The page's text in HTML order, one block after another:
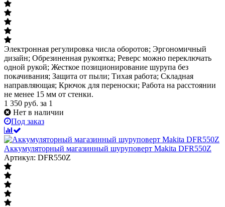
Электронная регулировка числа оборотов; Эргономичный
дизайн; Обрезиненная рукоятка; Реверс можно переключать
одной рукой; Жесткое позиционирование шурупа без
покачивания; Защита от пыли; Тихая работа; Складная
направляющая; Крючок для переноски; Работа на расстоянии
не менее 15 мм от стенки.
1 350 руб. за 1
Нет в наличии
Под заказ
Аккумуляторный магазинный шуруповерт Makita DFR550Z
Артикул: DFR550Z